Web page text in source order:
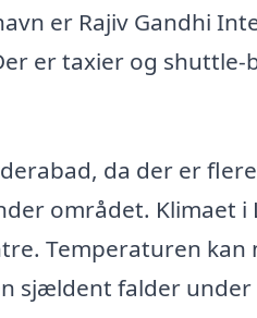
er Rajiv Gandhi
er taxier og shuttle-
da der er
området. Klimaet i
Temperaturen kan
sjældent falder under